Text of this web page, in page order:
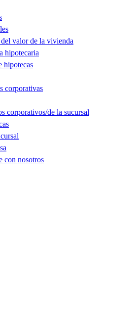
valor de la vivienda
hipotecaria
hipotecas
corporativas
corporativos/de la sucursal
con nosotros